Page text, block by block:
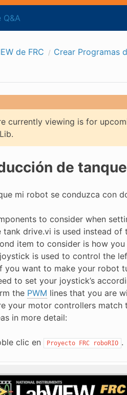
Q&A
de FRC Crear Programas
currently viewing is for
de
mi robot se conduzca con
to consider when
drive.vi is used instead
item to consider is how
is used to control the
you want to make your robot
to set your joystick’s
the PWM lines that you are
your motor controllers
in more detail:
clic en Proyecto FRC roboRIO .